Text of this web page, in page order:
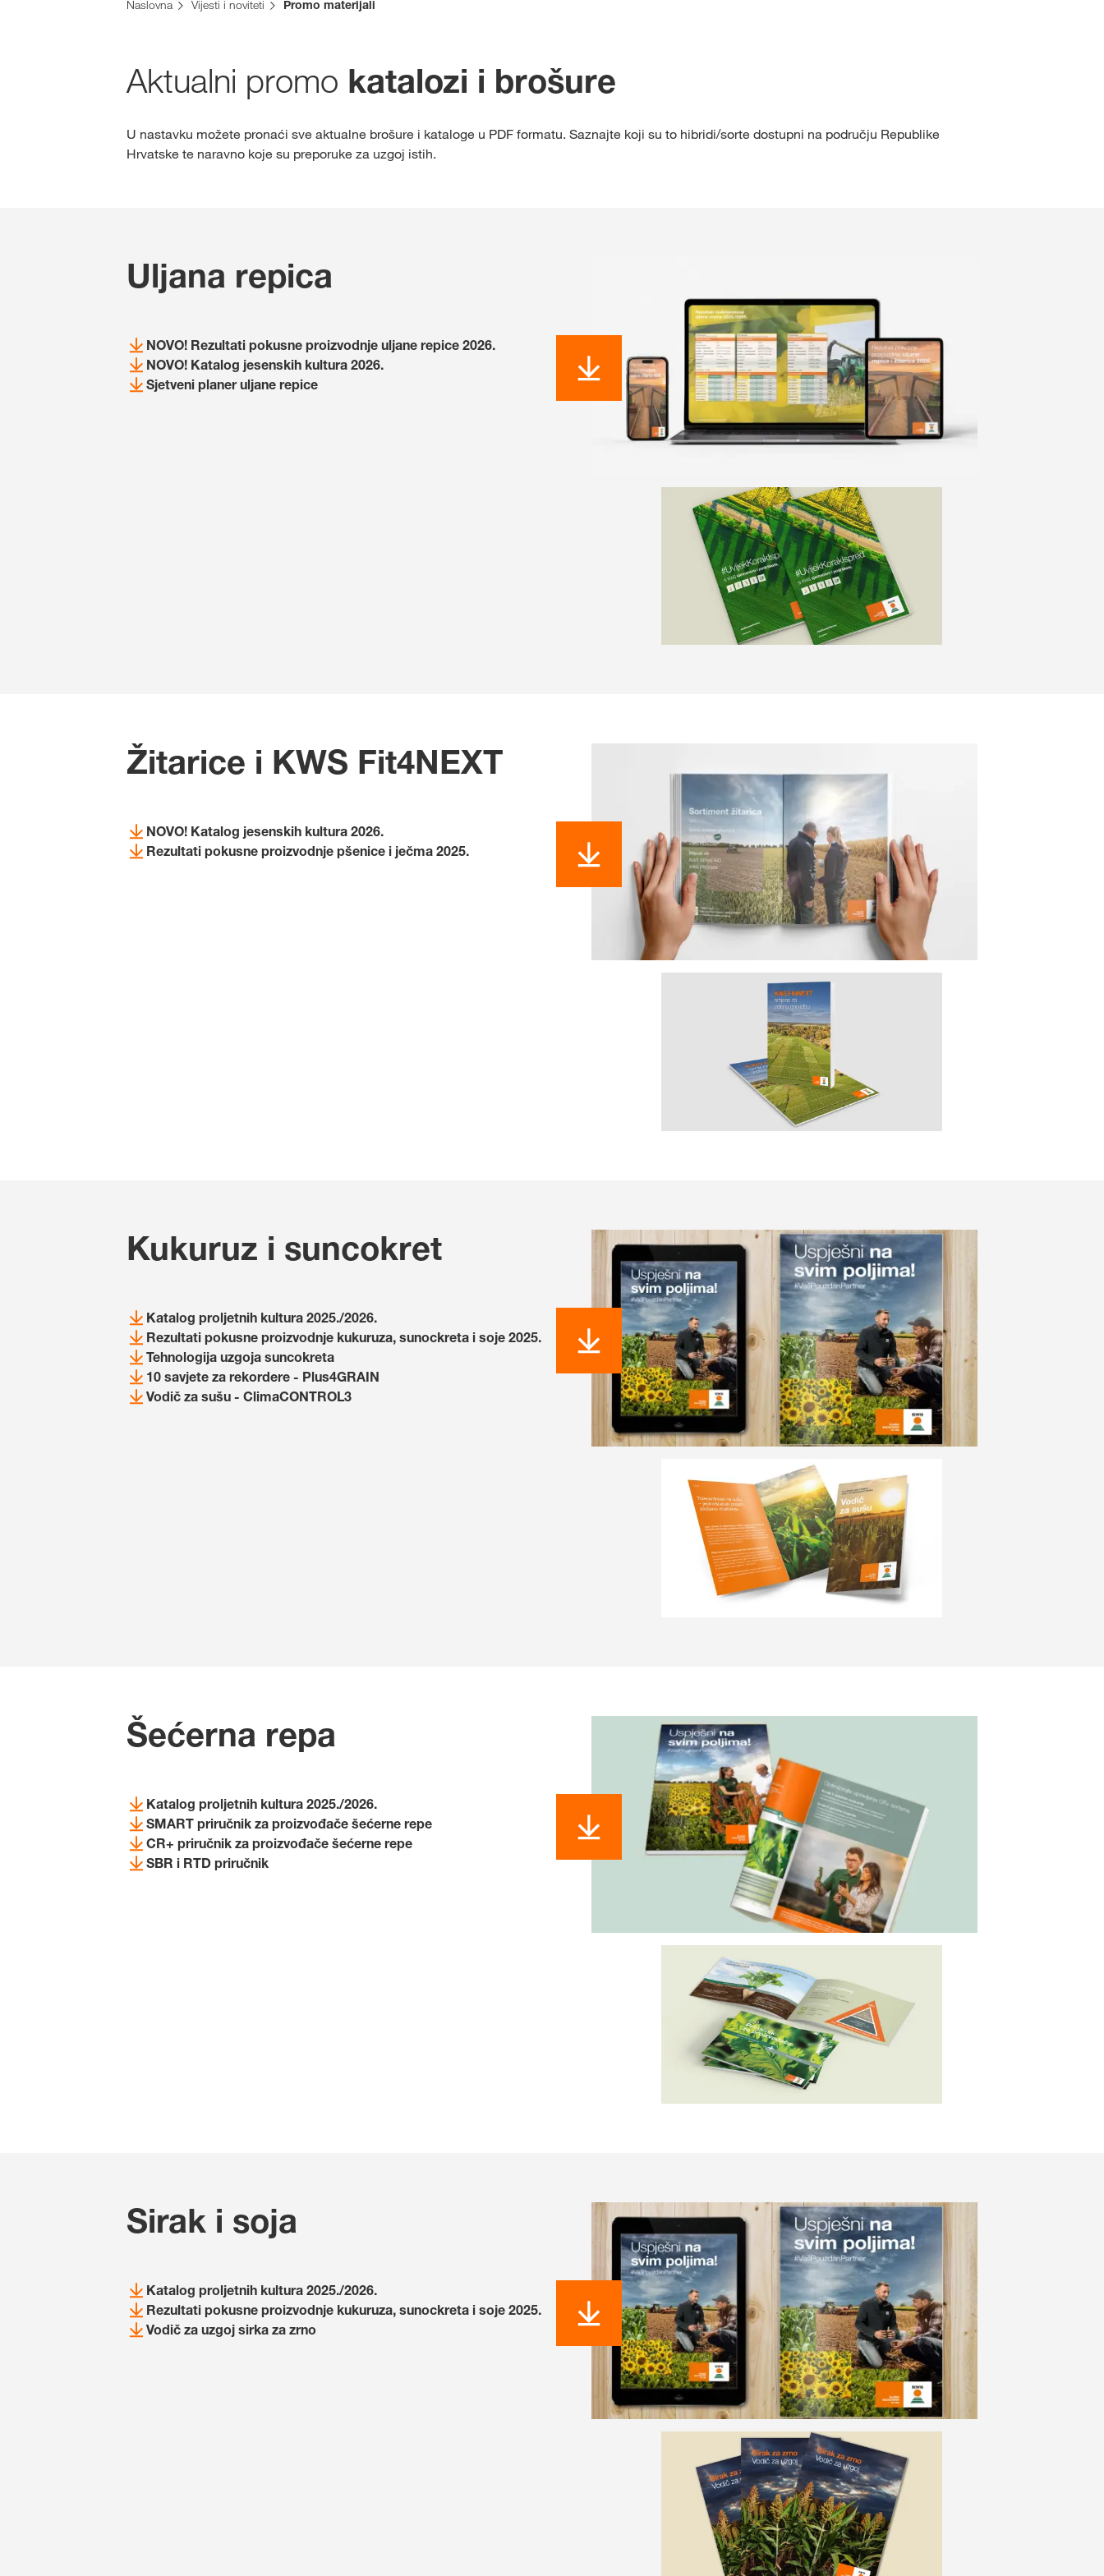
Naslovna Vijesti i noviteti Promo materijali
Aktualni promo katalozi i brošure
U nastavku možete pronaći sve aktualne brošure i kataloge u PDF formatu. Saznajte koji su to hibridi/sorte dostupni na području Republike
Hrvatske te naravno koje su preporuke za uzgoj istih.
Uljana repica
NOVO! Rezultati pokusne proizvodnje uljane repice 2026.
NOVO! Katalog jesenskih kultura 2026.
Sjetveni planer uljane repice
Žitarice i KWS Fit4NEXT
NOVO! Katalog jesenskih kultura 2026.
Rezultati pokusne proizvodnje pšenice i ječma 2025.
Kukuruz i suncokret
Katalog proljetnih kultura 2025./2026.
Rezultati pokusne proizvodnje kukuruza, sunockreta i soje 2025.
Tehnologija uzgoja suncokreta
10 savjete za rekordere - Plus4GRAIN
Vodič za sušu - ClimaCONTROL3
Šećerna repa
Katalog proljetnih kultura 2025./2026.
SMART priručnik za proizvođače šećerne repe
CR+ priručnik za proizvođače šećerne repe
SBR i RTD priručnik
Sirak i soja
Katalog proljetnih kultura 2025./2026.
Rezultati pokusne proizvodnje kukuruza, sunockreta i soje 2025.
Vodič za uzgoj sirka za zrno